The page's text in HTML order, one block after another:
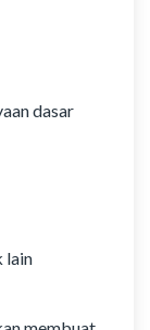
dasar
lain